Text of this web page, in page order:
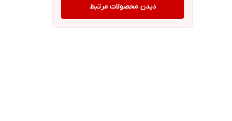
دیدن محصولات مرتبط